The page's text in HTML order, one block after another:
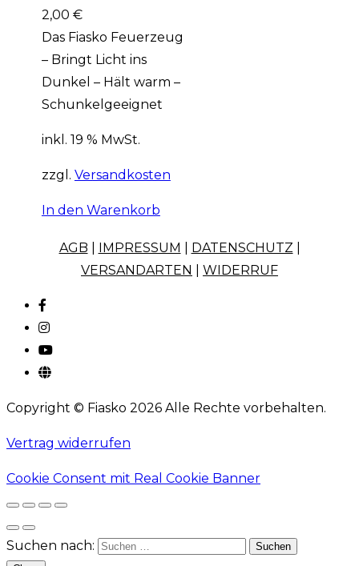
2,00 €
Das Fiasko Feuerzeug
– Bringt Licht ins
Dunkel – Hält warm –
Schunkelgeeignet
inkl. 19 % MwSt.
zzgl. Versandkosten
In den Warenkorb
AGB IMPRESSUM DATENSCHUTZ
VERSANDARTEN
WIDERRUF
Copyright © Fiasko 2026 Alle Rechte vorbehalten.
Vertrag widerrufen
Cookie Consent mit Real Cookie Banner
Suchen nach: